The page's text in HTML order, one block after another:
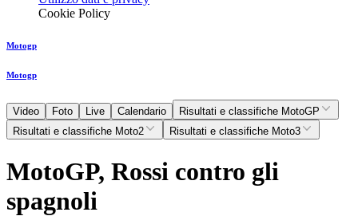
Cookie Policy
Motogp
Motogp
Video Foto Live Calendario
Risultati e classifiche MotoGP
Risultati e classifiche Moto2
Risultati e classifiche Moto3
MotoGP, Rossi contro gli
spagnoli